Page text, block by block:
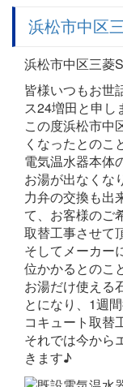
浜松市中区
浜松市中区三菱
皆様いつもお世
ス24増田と申し
この度浜松市中
くなったとのこ
電気温水器本体
お湯が出なくな
力弁の交換も出
て、お客様のご
取替工事させて
そしてメーカー
位かかるとのこ
お湯だけ使える
とになり、1週
コキュート取替
それでは今から
きます♪